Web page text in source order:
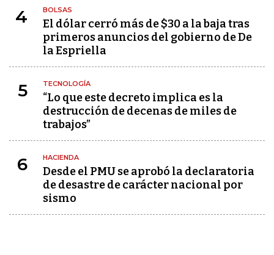
4 BOLSAS
El dólar cerró más de $30 a la baja tras
primeros anuncios del gobierno de De
la Espriella
5 TECNOLOGÍA
“Lo que este decreto implica es la
destrucción de decenas de miles de
trabajos”
6 HACIENDA
Desde el PMU se aprobó la declaratoria
de desastre de carácter nacional por
sismo